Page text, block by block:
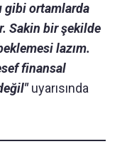
gibi ortamlarda
Sakin bir şekilde
lazım.
finansal
uyarısında